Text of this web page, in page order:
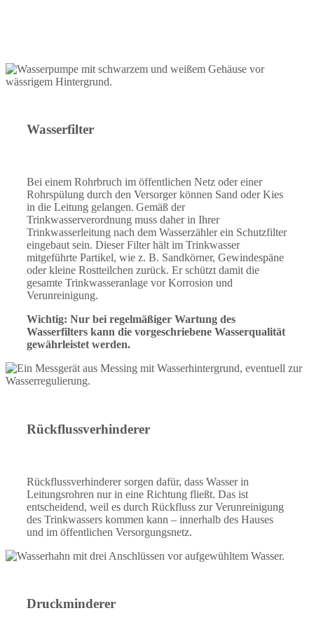
Wasserfilter
Bei einem Rohrbruch im öffentlichen Netz oder einer
Rohrspülung durch den Versorger können Sand oder Kies
in die Leitung gelangen. Gemäß der
Trinkwasserverordnung muss daher in Ihrer
Trinkwasserleitung nach dem Wasserzähler ein Schutzfilter
eingebaut sein. Dieser Filter hält im Trinkwasser
mitgeführte Partikel, wie z. B. Sandkörner, Gewindespäne
oder kleine Rostteilchen zurück. Er schützt damit die
gesamte Trinkwasseranlage vor Korrosion und
Verunreinigung.
Wichtig: Nur bei regelmäßiger Wartung des
Wasserfilters kann die vorgeschriebene Wasserqualität
gewährleistet werden.
Rückflussverhinderer
Rückflussverhinderer sorgen dafür, dass Wasser in
Leitungsrohren nur in eine Richtung fließt. Das ist
entscheidend, weil es durch Rückfluss zur Verunreinigung
des Trinkwassers kommen kann – innerhalb des Hauses
und im öffentlichen Versorgungsnetz.
Druckminderer